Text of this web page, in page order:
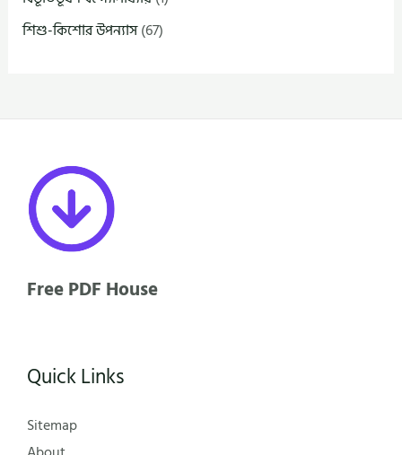
শিশু-কিশোর উপন্যাস(67)
Free PDF House
Quick Links
Sitemap